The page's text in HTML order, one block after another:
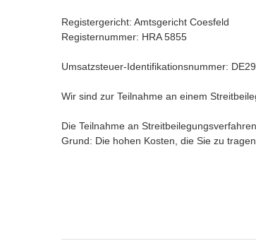
Registergericht: Amtsgericht Coesfeld
Registernummer: HRA 5855
Umsatzsteuer-Identifikationsnummer:
Wir sind zur Teilnahme an einem
Die Teilnahme an
Grund: Die hohen Kosten, die Sie zu tragen